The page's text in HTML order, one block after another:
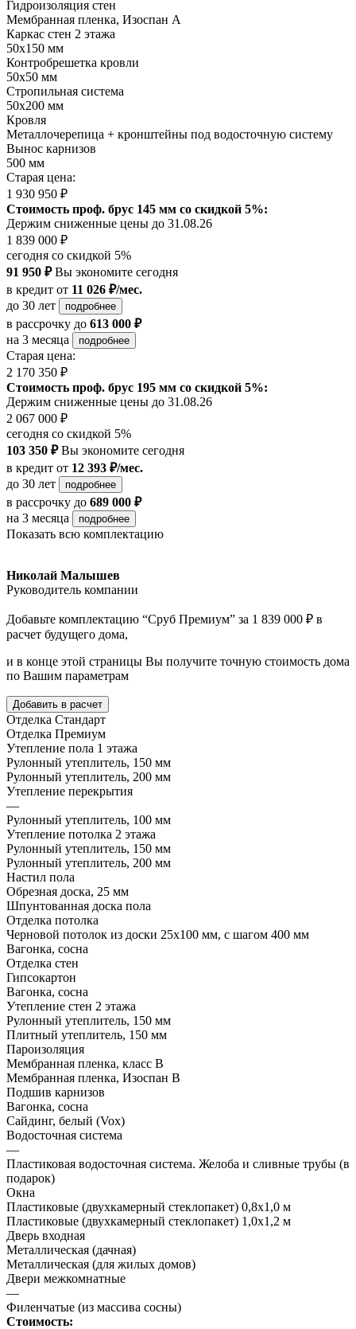
Гидроизоляция стен
Мембранная пленка, Изоспан А
Каркас стен 2 этажа
50х150 мм
Контробрешетка кровли
50х50 мм
Стропильная система
50х200 мм
Кровля
Металлочерепица + кронштейны под водосточную систему
Вынос карнизов
500 мм
Старая цена:
1 930 950 ₽
Стоимость проф. брус 145 мм со скидкой 5%:
Держим сниженные цены до 31.08.26
1 839 000 ₽
сегодня со скидкой 5%
91 950 ₽Вы экономите сегодня
в кредит от 11 026 ₽/мес.
до 30 лет
подробнее
в рассрочку до 613 000 ₽
на 3 месяца
подробнее
Старая цена:
2 170 350 ₽
Стоимость проф. брус 195 мм со скидкой 5%:
Держим сниженные цены до 31.08.26
2 067 000 ₽
сегодня со скидкой 5%
103 350 ₽Вы экономите сегодня
в кредит от 12 393 ₽/мес.
до 30 лет
подробнее
в рассрочку до 689 000 ₽
на 3 месяца
подробнее
Показать всю комплектацию
Николай Малышев
Руководитель компании
Добавьте комплектацию “Сруб Премиум” за 1 839 000 ₽ в
расчет будущего дома,
и в конце этой страницы Вы получите точную стоимость дома
по Вашим параметрам
Добавить в расчет
Отделка Стандарт
Отделка Премиум
Утепление пола 1 этажа
Рулонный утеплитель, 150 мм
Рулонный утеплитель, 200 мм
Утепление перекрытия
—
Рулонный утеплитель, 100 мм
Утепление потолка 2 этажа
Рулонный утеплитель, 150 мм
Рулонный утеплитель, 200 мм
Настил пола
Обрезная доска, 25 мм
Шпунтованная доска пола
Отделка потолка
Черновой потолок из доски 25х100 мм, с шагом 400 мм
Вагонка, сосна
Отделка стен
Гипсокартон
Вагонка, сосна
Утепление стен 2 этажа
Рулонный утеплитель, 150 мм
Плитный утеплитель, 150 мм
Пароизоляция
Мембранная пленка, класс В
Мембранная пленка, Изоспан В
Подшив карнизов
Вагонка, сосна
Сайдинг, белый (Vox)
Водосточная система
—
Пластиковая водосточная система. Желоба и сливные трубы (в
подарок)
Окна
Пластиковые (двухкамерный стеклопакет) 0,8х1,0 м
Пластиковые (двухкамерный стеклопакет) 1,0х1,2 м
Дверь входная
Металлическая (дачная)
Металлическая (для жилых домов)
Двери межкомнатные
—
Филенчатые (из массива сосны)
Стоимость: